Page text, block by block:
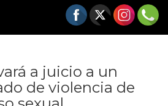
a juicio a un
de violencia de